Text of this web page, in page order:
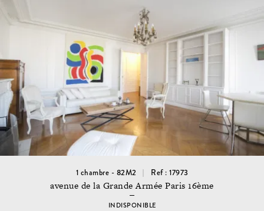
1 chambre - 82M2 Ref : 17973
avenue de la Grande Armée Paris 16ème
INDISPONIBLE